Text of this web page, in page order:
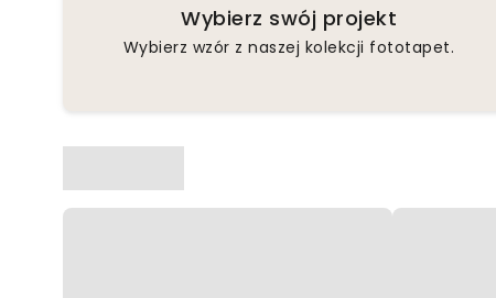
Wybierz swój projekt
Wybierz wzór z naszej kolekcji fototapet.